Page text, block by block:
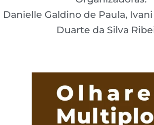
Danielle Galdino de Paula, Ivani
Duarte da Silva